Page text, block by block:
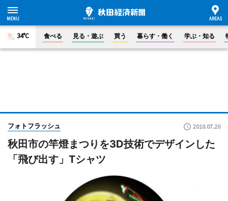
34°C 食べる 見る・遊ぶ 買う 暮らす・働く 学ぶ・知る
フォトフラッシュ 2010.07.20
秋田市の竿燈まつりを3D技術でデザインした
「飛び出す」Tシャツ